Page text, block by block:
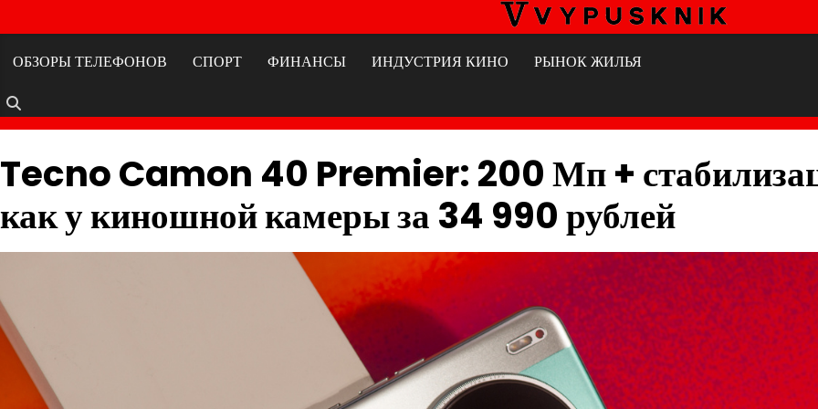
к
содержимому
ОБЗОРЫ ТЕЛЕФОНОВ СПОРТ ФИНАНСЫ ИНДУСТРИЯ КИНО РЫНОК ЖИЛЬЯ
Tecno Camon 40 Premier: 200 Мп +
как у киношной камеры за 34 990 рублей